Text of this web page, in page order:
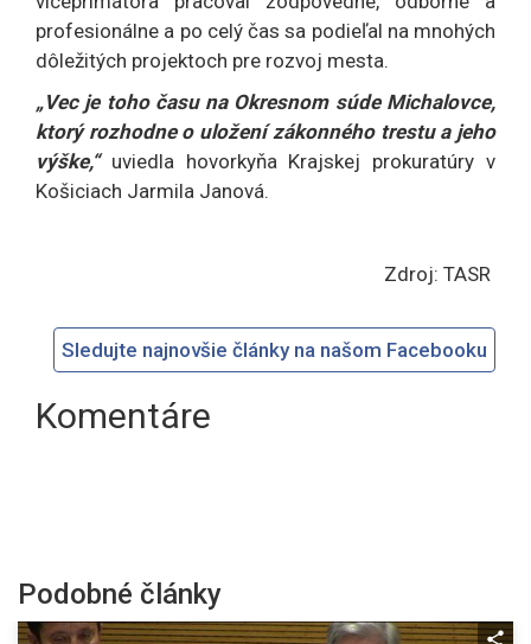
profesionálne a po celý čas sa podieľal na mnohých
dôležitých projektoch pre rozvoj mesta.
„Vec je toho času na Okresnom súde Michalovce,
ktorý rozhodne o uložení zákonného trestu a jeho
výške,“ uviedla hovorkyňa Krajskej prokuratúry v
Košiciach Jarmila Janová.
Zdroj: TASR
Sledujte najnovšie články na našom Facebooku
Komentáre
Podobné články